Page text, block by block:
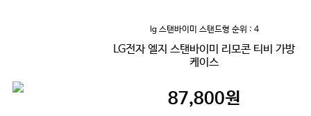
lg 스탠바이미 스탠드형 순위 : 4
LG전자 엘지 스탠바이미 리모콘 티비 가방
케이스
87,800원